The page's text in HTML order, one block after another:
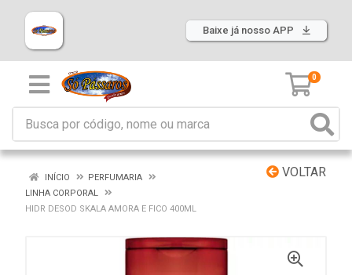
Baixe já nosso APP
0
VOLTAR
INÍCIO
PERFUMARIA
LINHA CORPORAL
HIDR DESOD SKALA AMORA E FICO 400ML